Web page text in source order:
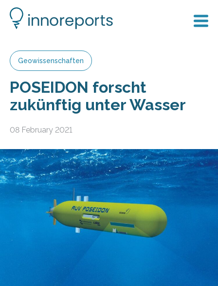
Geowissenschaften
POSEIDON forscht
zukünftig unter Wasser
08 February 2021